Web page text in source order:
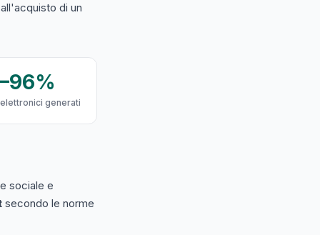
di un
generati
sociale e
secondo le norme